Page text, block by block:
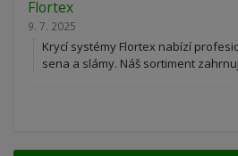
Flortex
9. 7. 2025
Krycí systémy Flortex nabízí
sena a slámy. Náš sortiment